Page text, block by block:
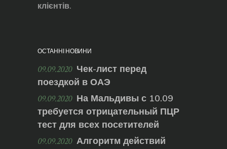
клієнтів.
ОСТАННІ НОВИНИ
09.09.2020 Чек-лист перед
поездкой в ОАЭ
09.09.2020 На Мальдивы с 10.09
требуется отрицательный ПЦР
тест для всех посетителей
09.09.2020 Алгоритм действий